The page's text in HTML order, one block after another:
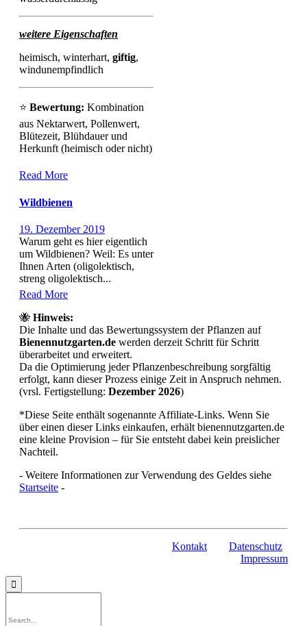
weitere Eigenschaften
heimisch, winterhart, giftig,
windunempfindlich
⭐ Bewertung: Kombination
aus Nektarwert, Pollenwert,
Blütezeit, Blühdauer und
Herkunft (heimisch oder nicht)
Read More
Wildbienen
19. Dezember 2019
Warum geht es hier eigentlich
um Wildbienen? Weil: Es unter
Ihnen Arten (oligolektisch,
streng oligolektisch...
Read More
🐝 Hinweis:
Die Inhalte und das Bewertungssystem der Pflanzen auf
Bienennutzgarten.de werden derzeit Schritt für Schritt
überarbeitet und erweitert.
Da die Optimierung jeder Pflanzenbeschreibung sorgfältig
erfolgt, kann dieser Prozess einige Zeit in Anspruch nehmen.
(vrsl. Fertigstellung: Dezember 2026)
*Diese Seite enthält sogenannte Affiliate-Links. Wenn Sie
über einen dieser Links einkaufen, erhält bienennutzgarten.de
eine kleine Provision – für Sie entsteht dabei kein preislicher
Nachteil.
- Weitere Informationen zur Verwendung des Geldes siehe
Startseite -
Kontakt
Datenschutz
Impressum
